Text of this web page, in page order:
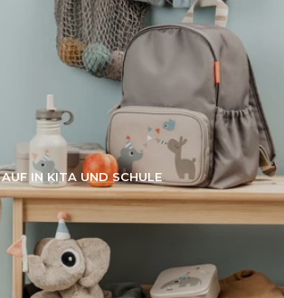
AUF IN KITA UND SCHULE